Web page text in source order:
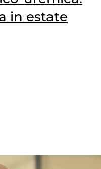
in estate